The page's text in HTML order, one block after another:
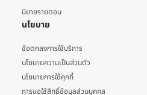
นิยายรายตอน
นโยบาย
ข้อตกลงการใช้บริการ
นโยบายความเป็นส่วนตัว
นโยบายการใช้คุกกี้
การขอใช้สิทธิ์ข้อมูลส่วนบุคคล